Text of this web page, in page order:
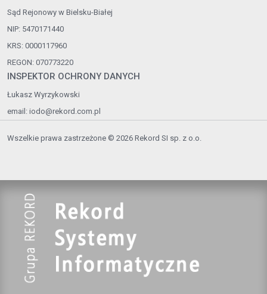
Sąd Rejonowy w Bielsku-Białej
NIP: 5470171440
KRS: 0000117960
REGON: 070773220
INSPEKTOR OCHRONY DANYCH
Łukasz Wyrzykowski
email: iodo@rekord.com.pl
Wszelkie prawa zastrzeżone © 2026 Rekord SI sp. z o.o.